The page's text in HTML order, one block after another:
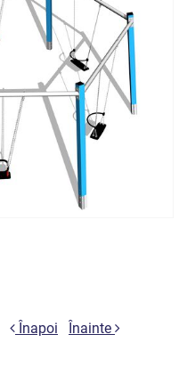
Înapoi Înainte